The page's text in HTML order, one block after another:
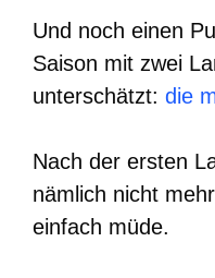
Und noch einen
Saison mit zwei
unterschätzt: die
Nach der ersten
nämlich nicht
einfach müde.